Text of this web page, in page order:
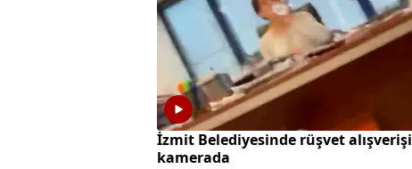
İzmit Belediyesinde rüşvet alışverişi
kamerada